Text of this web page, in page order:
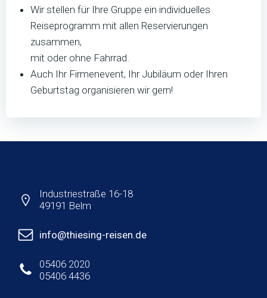
Wir stellen für Ihre Gruppe ein individuelles
Reiseprogramm mit allen Reservierungen
zusammen,
mit oder ohne Fahrrad.
Auch Ihr Firmenevent, Ihr Jubiläum oder Ihren
Geburtstag organisieren wir gern!
Industriestraße 16-18
49191 Belm
info@thiesing-reisen.de
05406 2020
05406 4436